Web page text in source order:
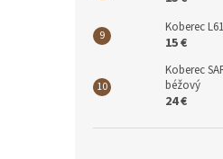
Koberec
15 €
Koberec
béžový
24 €